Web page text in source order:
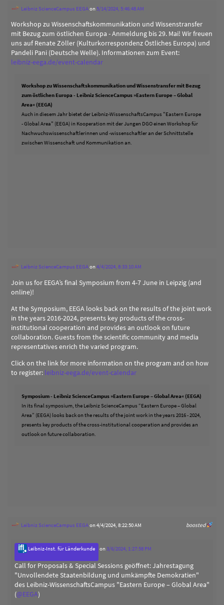
Leibniz ScienceCampus EEGAon5/14/2024, 5:46:48 AM
Workshop zu Wissenschaftskommunikation und Wissenstransfer
mit Bezug zum östlichen Europa - Anmeldung bis 29. Mai! Wir freuen
uns auf Renate Zöller (Kulturkorrespondenz Östliches Europa) und
Pandeli Pani (Deutsche Welle). Informationen zum Event:
leibniz-eega.de/event-calendar
Workshop zu Wissenschaftskommunikation und Wissenstransfer mit Bezug
zum östlichen Europa - Leibniz ScienceCampus »Eastern Europe – Global
Area« (EEGA)
Auch in diesem Jahr bietet der Leibniz-WissenschaftsCampus "Eastern Europe
- Global Area" (EEGA) in Kooperation mit der Jungen DGO einen Workshop für
Nachwuchswissenschaftlerinnen und -wissenschaftler an der Schnittstelle
zwischen Wissenschaft und Kommunikation an.
Leibniz ScienceCampus EEGAon4/4/2024, 8:33:10 AM
Join us for EEGA’s final Symposium from 4-7 June in Leipzig (and
online)!
At the Symposium, EEGA looks back on the results of the joint work
in the years 2016-2024, presents key products of the cross-
institutional cooperation and provides an outlook on future
collaboration. Guests from the scientific community and media
representatives enrich the varied program.
Click on the link for more information on the program and on how
to register: leibniz-eega.de/event-calendar
Symposium - Leibniz ScienceCampus »Eastern Europe – Global Area« (EEGA)
In its final symposium, the Leibniz ScienceCampus “Eastern Europe – Global
Area” (EEGA) looks back on the results of the joint work in the years 2016 - 2024,
presents key products of the cross-institutional cooperation and provides an
outlook on future collaboration.
boosted
Leibniz ScienceCampus EEGAon 4/4/2024, 8:22:50 AM
Leibniz-Inst. für Länderkunde on3/6/2024, 1:27:58 PM
Call for Proposals & Special Sessions geöffnet: Jahrestagung
"Unvollendete Staatenbildung und umkämpfte Demokratien"
des Leibniz-WissenschaftsCampus "Eastern Europe – Global Area"
(@EEGA)